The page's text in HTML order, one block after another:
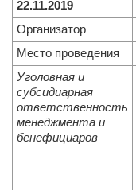
22.11.2019
Организатор
Место проведения
Уголовная и
субсидиарная
ответственность
менеджмента и
бенефициаров